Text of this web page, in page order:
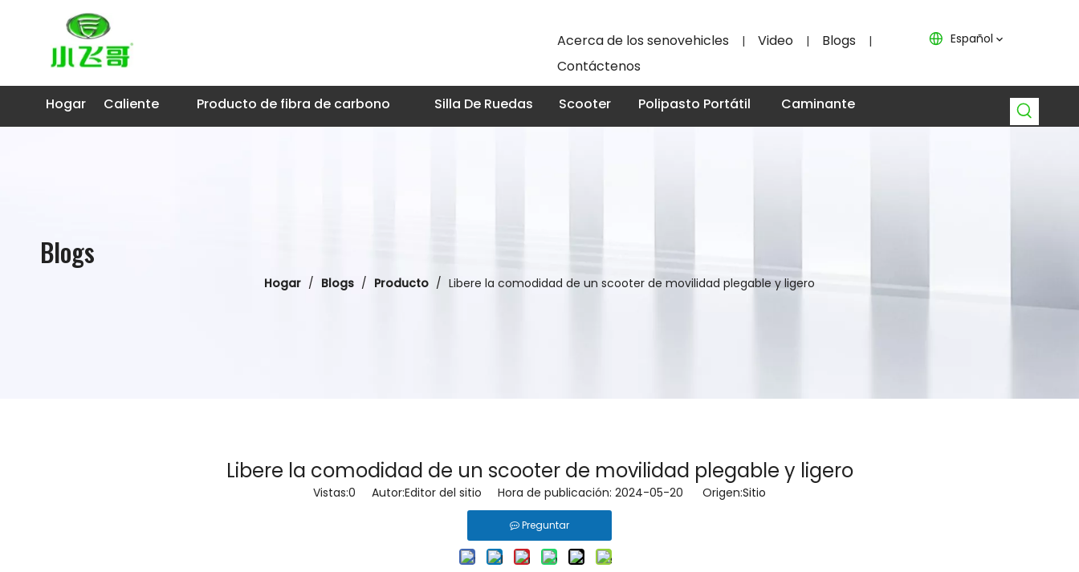
Acerca de los senovehicles | Video | Blogs |
Contáctenos
Español
Hogar Caliente Producto de fibra de carbono Silla De Ruedas Scooter Polipasto Portátil Caminante
Blogs
Hogar / Blogs / Producto / Libere la comodidad de un scooter de movilidad plegable y ligero
Libere la comodidad de un scooter de movilidad plegable y ligero
Vistas:0 Autor:Editor del sitio Hora de publicación: 2024-05-20 Origen:Sitio
Preguntar